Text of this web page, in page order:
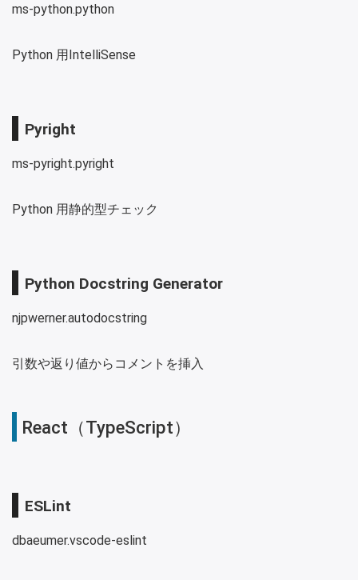
ms-python.python
Python 用IntelliSense
Pyright
ms-pyright.pyright
Python 用静的型チェック
Python Docstring Generator
njpwerner.autodocstring
引数や返り値からコメントを挿入
React（TypeScript）
ESLint
dbaeumer.vscode-eslint